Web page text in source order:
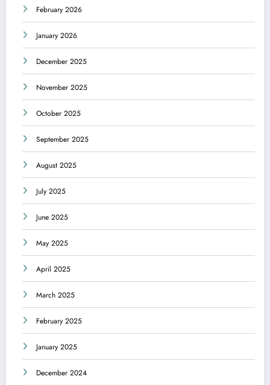
February 2026
January 2026
December 2025
November 2025
October 2025
September 2025
August 2025
July 2025
June 2025
May 2025
April 2025
March 2025
February 2025
January 2025
December 2024